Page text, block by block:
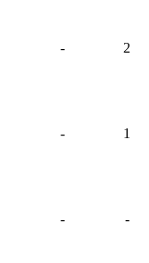
- 2
- 1
- -